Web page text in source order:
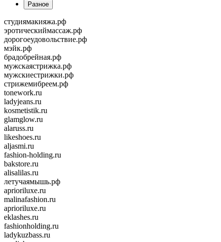
Разное
студиямакияжа.рф
эротическиймассаж.рф
дорогоеудовольствие.рф
мэйк.рф
брадобрейная.рф
мужскаястрижка.рф
мужскиестрижки.рф
стрижемибреем.рф
tonework.ru
ladyjeans.ru
kosmetistik.ru
glamglow.ru
alaruss.ru
likeshoes.ru
aljasmi.ru
fashion-holding.ru
bakstore.ru
alisalilas.ru
летучаямышь.рф
aprioriluxe.ru
malinafashion.ru
aprioriluxe.ru
eklashes.ru
fashionholding.ru
ladykuzbass.ru